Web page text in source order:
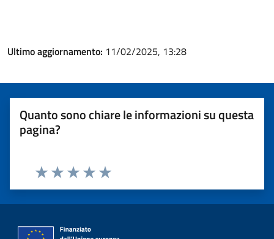
Ultimo aggiornamento: 11/02/2025, 13:28
Quanto sono chiare le informazioni su questa
pagina?
Valuta 5 stelle su 5
Valuta 4 stelle su 5
Valuta 3 stelle su 5
Valuta 2 stelle su 5
Valuta 1 stelle su 5